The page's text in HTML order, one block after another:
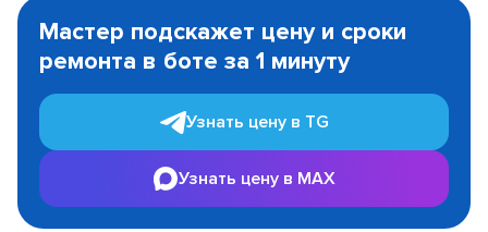
1
Мастер подскажет цену и сроки
ремонта в боте за 1 минуту
Узнать цену в TG
Узнать цену в MAX